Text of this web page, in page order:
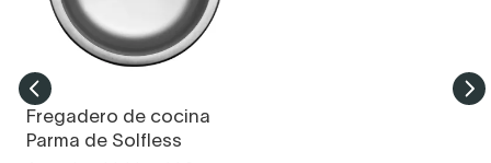
Fregadero de cocina
Parma de Solfless